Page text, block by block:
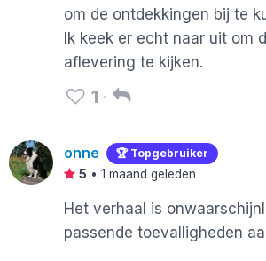
om de ontdekkingen bij te
Ik keek er echt naar uit om
aflevering te kijken.
1
onne 🏆 Topgebruiker
5 • 1 maand geleden
Het verhaal is
passende toevalligheden